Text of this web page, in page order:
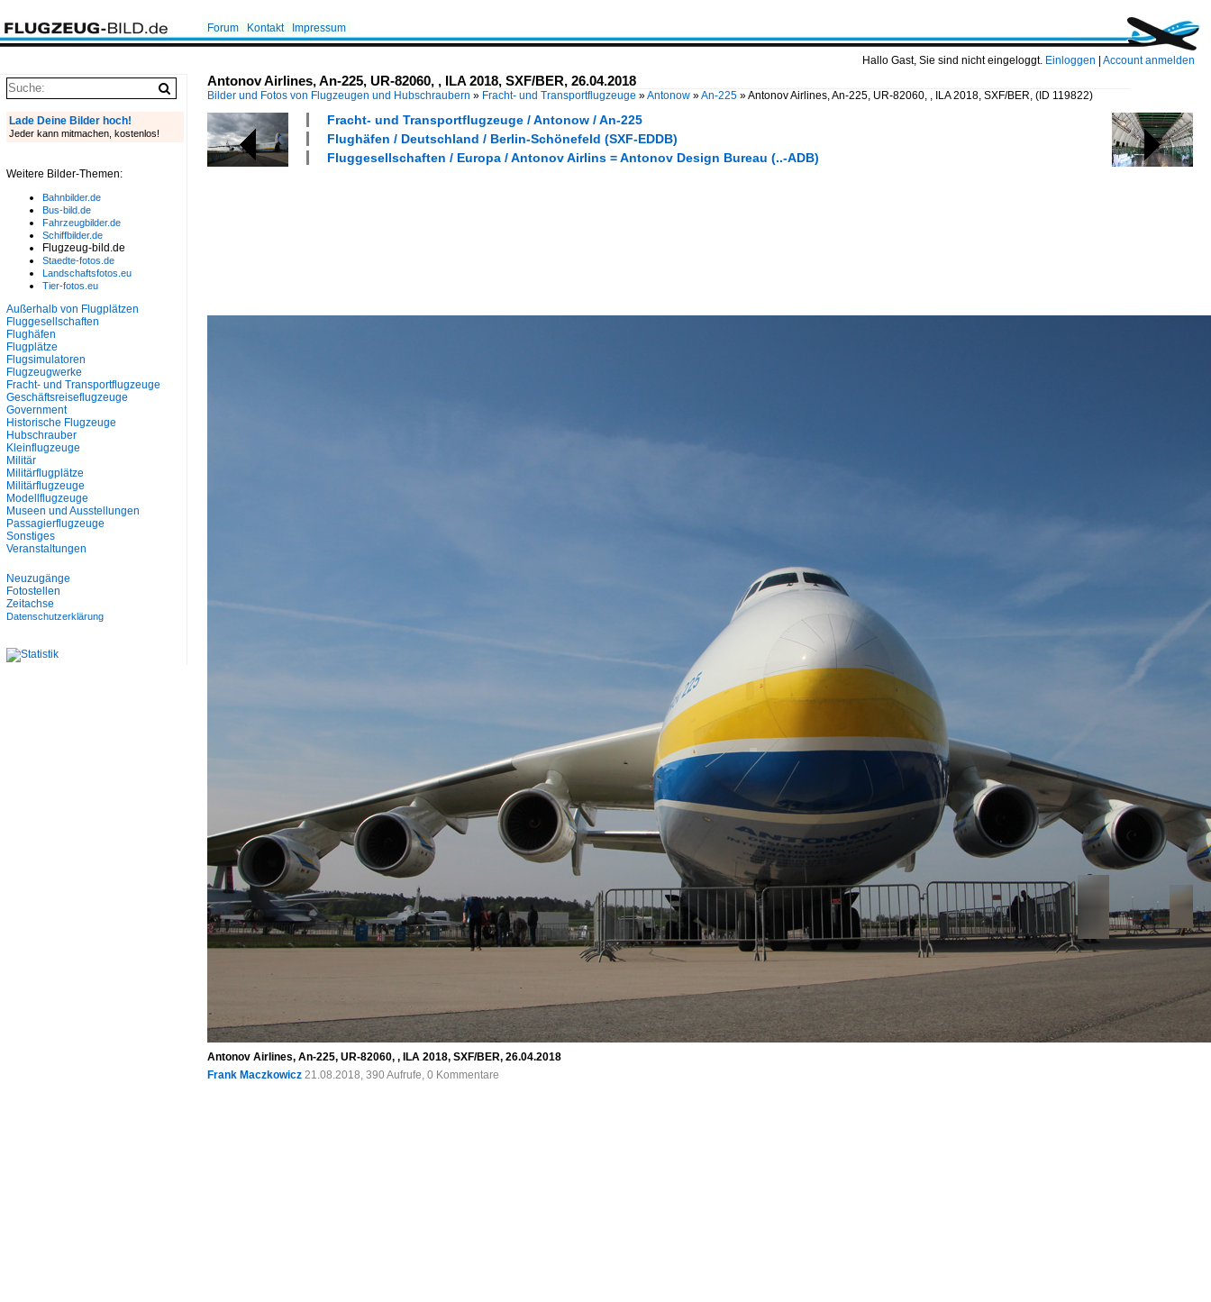
Hallo Gast, Sie sind nicht eingeloggt. Einloggen Account anmelden
Forum Kontakt Impressum
Antonov Airlines, An-225, UR-82060, , ILA 2018, SXF/BER, 26.04.2018
Bilder und Fotos von Flugzeugen und Hubschraubern » Fracht- und Transportflugzeuge »Antonow »An-225 »Antonov Airlines, An-225, UR-82060, , ILA 2018, SXF/BER, (ID 119822)
Fracht- und Transportflugzeuge / Antonow / An-225
Flughäfen / Deutschland / Berlin-Schönefeld (SXF-EDDB)
Fluggesellschaften / Europa / Antonov Airlins = Antonov Design Bureau (..-ADB)
Antonov Airlines, An-225, UR-82060, , ILA 2018, SXF/BER, 26.04.2018
Frank Maczkowicz 21.08.2018, 390 Aufrufe, 0 Kommentare
Lade Deine Bilder hoch!
Jeder kann mitmachen, kostenlos!
Weitere Bilder-Themen:
Bahnbilder.de
Bus-bild.de
Fahrzeugbilder.de
Schiffbilder.de
Flugzeug-bild.de
Staedte-fotos.de
Landschaftsfotos.eu
Tier-fotos.eu
Außerhalb von Flugplätzen
Fluggesellschaften
Flughäfen
Flugplätze
Flugsimulatoren
Flugzeugwerke
Fracht- und Transportflugzeuge
Geschäftsreiseflugzeuge
Government
Historische Flugzeuge
Hubschrauber
Kleinflugzeuge
Militär
Militärflugplätze
Militärflugzeuge
Modellflugzeuge
Museen und Ausstellungen
Passagierflugzeuge
Sonstiges
Veranstaltungen
Neuzugänge
Fotostellen
Zeitachse
Datenschutzerklärung